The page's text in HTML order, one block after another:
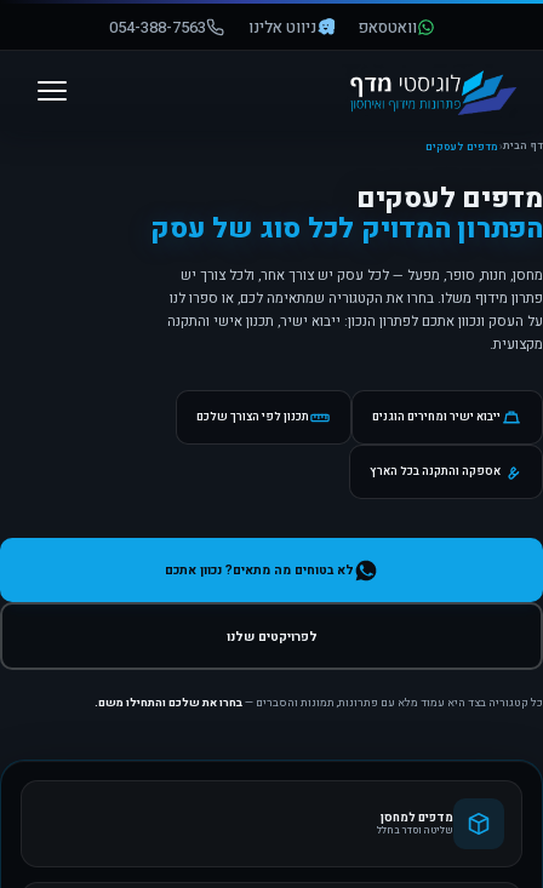
פתח סרגל נגישות
וואטסאפ ניווט אלינו 054-388-7563
דף הבית‹מדפים לעסקים
מדפים לעסקים
הפתרון המדויק לכל סוג של עסק
מחסן, חנות, סופר, מפעל — לכל עסק יש צורך אחר, ולכל צורך יש
פתרון מידוף משלו. בחרו את הקטגוריה שמתאימה לכם, או ספרו לנו
על העסק ונכוון אתכם לפתרון הנכון: ייבוא ישיר, תכנון אישי והתקנה
מקצועית.
ייבוא ישיר ומחירים הוגנים תכנון לפי הצורך שלכם
אספקה והתקנה בכל הארץ
לא בטוחים מה מתאים? נכוון אתכם
לפרויקטים שלנו
כל קטגוריה בצד היא עמוד מלא עם פתרונות, תמונות והסברים —בחרו את שלכם והתחילו משם.
מדפים למחסן
שליטה וסדר בחלל